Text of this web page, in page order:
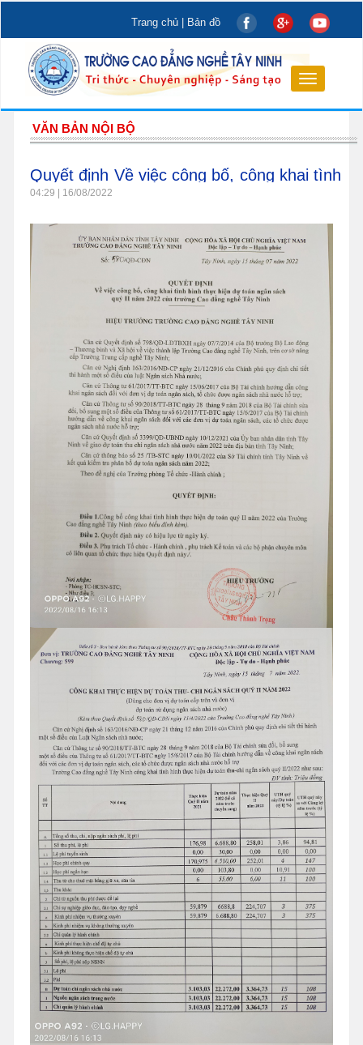
Trang chủ Bản đồ
Toggle
navigation
VĂN BẢN NỘI BỘ
Quyết định Về việc công bố, công khai tình
hình thực hiện dự toán ngân sách quý II
Ninh
04:29 | 16/08/2022